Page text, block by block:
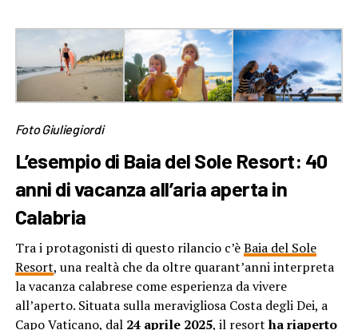
FotoGiuliegiordi
L’esempio di Baia del Sole Resort: 40
anni di vacanza all’aria aperta in
Calabria
Tra i protagonisti di questo rilancio c’èBaia del Sole
Resort, una realtà che da oltre quarant’anni interpreta
la vacanza calabrese come esperienza da vivere
all’aperto. Situata sulla meravigliosa Costa degli Dei, a
Capo Vaticano, dal 24 aprile 2025, il resortha riaperto